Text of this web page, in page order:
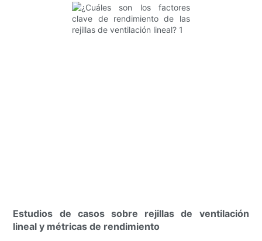
Estudios de casos sobre rejillas de ventilación
lineal y métricas de rendimiento